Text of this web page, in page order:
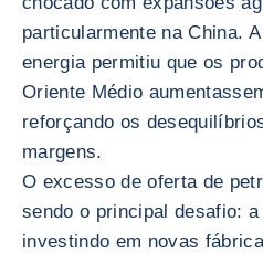
particularmente na China.
energia permitiu que os
Oriente Médio
reforçando os
margens.
O excesso de oferta de
sendo o principal desafio:
investindo em novas